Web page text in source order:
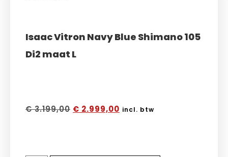
Isaac Vitron Navy Blue Shimano 105
Di2 maat L
€3.199,00 € 2.999,00 incl. btw